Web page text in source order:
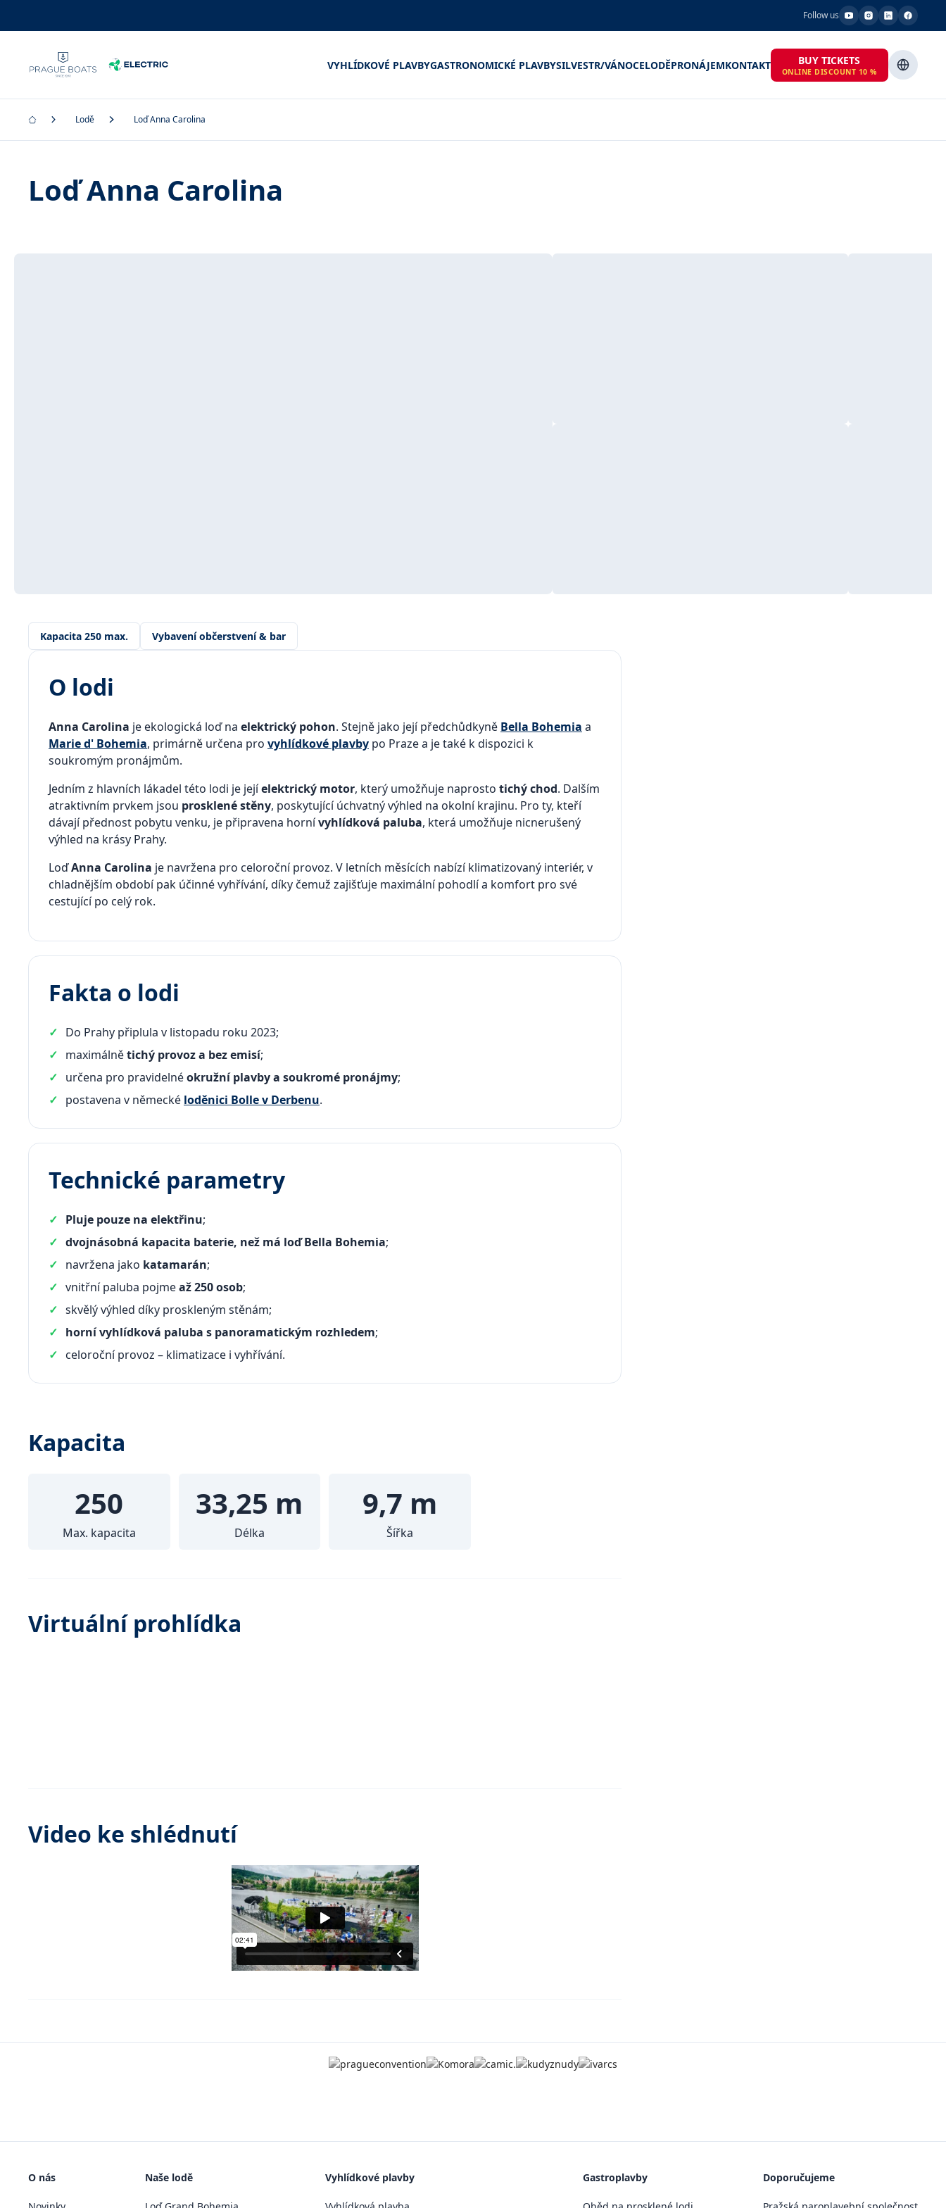
Follow us
VYHLÍDKOVÉ PLAVBYGASTRONOMICKÉ PLAVBYSILVESTR/VÁNOCELODĚPRONÁJEMKONTAKT BUY TICKETS
ONLINE DISCOUNT 10 %
Lodě Loď Anna Carolina
Loď Anna Carolina
Kapacita 250 max. Vybavení občerstvení & bar
O lodi
Anna Carolina je ekologická loď na elektrický pohon. Stejně jako její předchůdkyně Bella Bohemia a
Marie d' Bohemia, primárně určena pro vyhlídkové plavby po Praze a je také k dispozici k
soukromým pronájmům.
Jedním z hlavních lákadel této lodi je jejíelektrický motor, který umožňuje naprosto tichý chod. Dalším
atraktivním prvkem jsou prosklené stěny, poskytující úchvatný výhled na okolní krajinu. Pro ty, kteří
dávají přednost pobytu venku, je připravena hornívyhlídková paluba, která umožňuje nicnerušený
výhled na krásy Prahy.
LoďAnna Carolina je navržena pro celoroční provoz. V letních měsících nabízí klimatizovaný interiér, v
chladnějším období pak účinné vyhřívání, díky čemuž zajišťuje maximální pohodlí a komfort pro své
cestující po celý rok.
Fakta o lodi
Do Prahy připlula v listopadu roku 2023;
maximálnětichý provoz a bez emisí;
určena pro pravidelnéokružní plavby a soukromé pronájmy;
postavena v německé loděnici Bolle v Derbenu.
Technické parametry
Pluje pouze na elektřinu;
dvojnásobná kapacita baterie, než má loď Bella Bohemia;
navržena jako katamarán;
vnitřní paluba pojmeaž 250 osob;
skvělý výhled díky proskleným stěnám;
horní vyhlídková paluba s panoramatickým rozhledem;
celoroční provoz – klimatizace i vyhřívání.
Kapacita
250
Max. kapacita
33,25 m
Délka
9,7 m
Šířka
Virtuální prohlídka
Video ke shlédnutí
O nás Naše lodě Vyhlídkové plavby Gastroplavby Doporučujeme